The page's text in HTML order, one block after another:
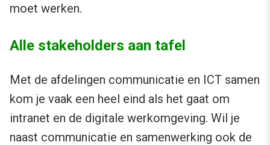
moet werken.
Alle stakeholders aan tafel
Met de afdelingen communicatie en ICT samen
kom je vaak een heel eind als het gaat om
intranet en de digitale werkomgeving. Wil je
naast communicatie en samenwerking ook de